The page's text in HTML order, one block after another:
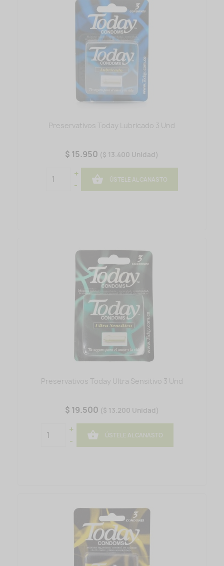
Preservativos Today Lubricado 3 Und
$ 15.950 ($ 13.400 Unidad)
+
-
 ÚSTELE AL CANASTO
Preservativos Today Ultra Sensitivo 3 Und
$ 19.500 ($ 13.200 Unidad)
+
-
 ÚSTELE AL CANASTO